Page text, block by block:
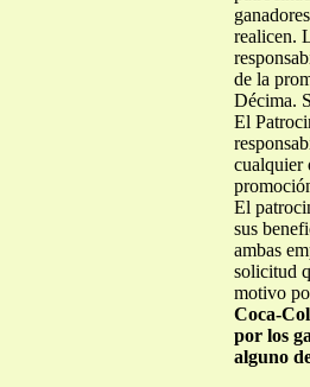
realicen.
de la
Décima.
El
cualquier
El
sus
ambas
solicitud
motivo
Coca-
por los
alguno